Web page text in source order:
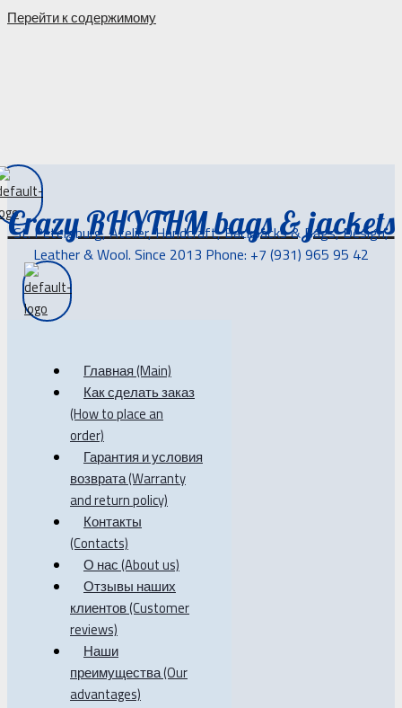
Перейти к содержимому
Crazy RHYTHM bags & jackets
St. Petersburg, Atelier, Handcraft, Backpacks & Bags, Design,
Leather & Wool. Since 2013 Phone: +7 (931) 965 95 42
Главная (Main)
Как сделать заказ
(How to place an
order)
Гарантия и условия
возврата (Warranty
and return policy)
Контакты
(Contacts)
О нас (About us)
Отзывы наших
клиентов (Customer
reviews)
Наши
преимущества (Our
advantages)